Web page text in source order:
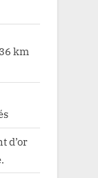
km
d’or